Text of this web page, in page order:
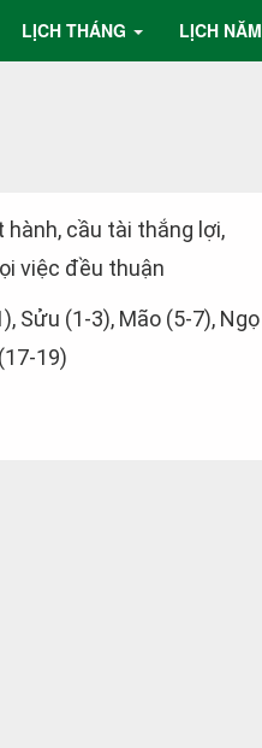
LỊCH THÁNG LỊCH NĂM
hành, cầu tài thắng lợi,
việc đều thuận
Sửu (1-3), Mão (5-7), Ngọ
19)